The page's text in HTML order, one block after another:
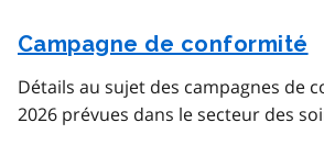
Campagne de conformité
Détails au sujet des campagnes de
2026 prévues dans le secteur des